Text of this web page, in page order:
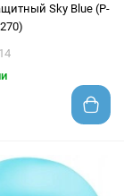
Sky Blue (P-